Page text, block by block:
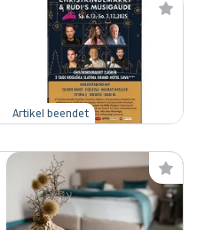
Artikel beendet